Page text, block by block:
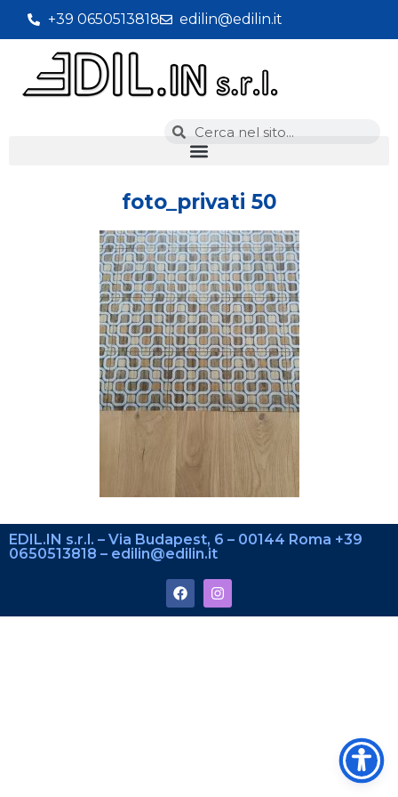
+39 0650513818 edilin@edilin.it
foto_privati 50
EDIL.IN s.r.l. – Via Budapest, 6 – 00144 Roma +39
0650513818 – edilin@edilin.it